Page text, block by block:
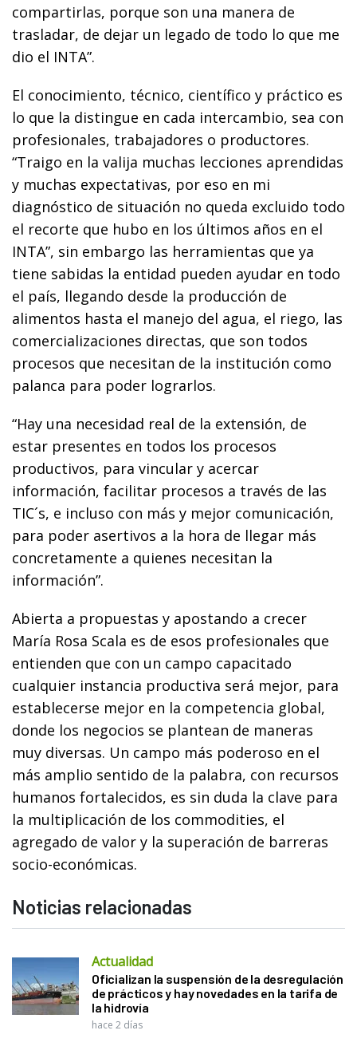
compartirlas, porque son una manera de
trasladar, de dejar un legado de todo lo que me
dio el INTA”.
El conocimiento, técnico, científico y práctico es
lo que la distingue en cada intercambio, sea con
profesionales, trabajadores o productores.
“Traigo en la valija muchas lecciones aprendidas
y muchas expectativas, por eso en mi
diagnóstico de situación no queda excluido todo
el recorte que hubo en los últimos años en el
INTA”, sin embargo las herramientas que ya
tiene sabidas la entidad pueden ayudar en todo
el país, llegando desde la producción de
alimentos hasta el manejo del agua, el riego, las
comercializaciones directas, que son todos
procesos que necesitan de la institución como
palanca para poder lograrlos.
“Hay una necesidad real de la extensión, de
estar presentes en todos los procesos
productivos, para vincular y acercar
información, facilitar procesos a través de las
TIC´s, e incluso con más y mejor comunicación,
para poder asertivos a la hora de llegar más
concretamente a quienes necesitan la
información”.
Abierta a propuestas y apostando a crecer
María Rosa Scala es de esos profesionales que
entienden que con un campo capacitado
cualquier instancia productiva será mejor, para
establecerse mejor en la competencia global,
donde los negocios se plantean de maneras
muy diversas. Un campo más poderoso en el
más amplio sentido de la palabra, con recursos
humanos fortalecidos, es sin duda la clave para
la multiplicación de los commodities, el
agregado de valor y la superación de barreras
socio-económicas.
Noticias relacionadas
Actualidad
Oficializan la suspensión de la desregulación
de prácticos y hay novedades en la tarifa de
la hidrovía
hace 2 días